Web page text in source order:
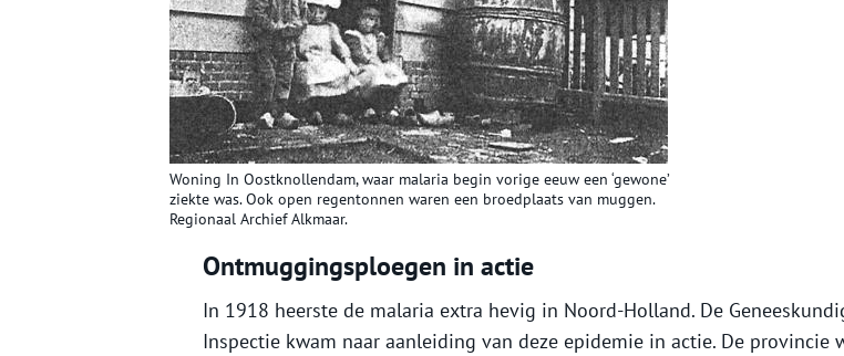
Woning In Oostknollendam, waar malaria begin vorige eeuw een ‘gewone’
ziekte was. Ook open regentonnen waren een broedplaats van muggen.
Regionaal Archief Alkmaar.
Ontmuggingsploegen in actie
In 1918 heerste de malaria extra hevig in Noord-Holland. De
Inspectie kwam naar aanleiding van deze epidemie in actie. De provincie